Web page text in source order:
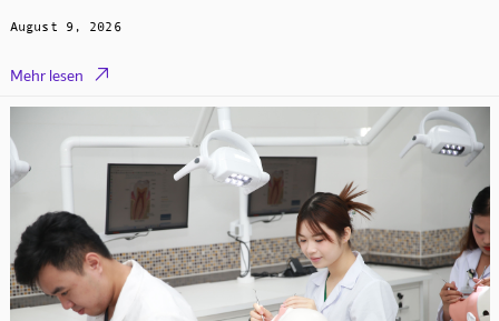
August 9, 2026
Mehr lesen 